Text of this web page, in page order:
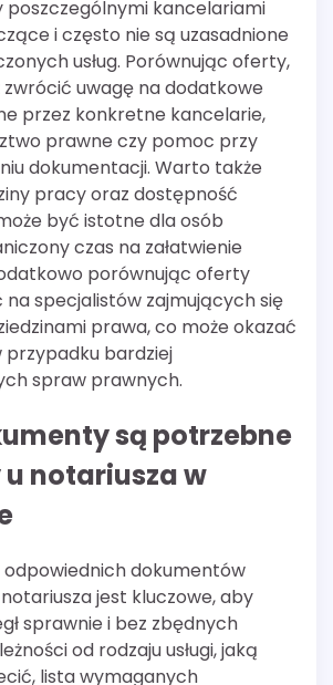
poszczególnymi kancelariami
i często nie są uzasadnione
usług. Porównując oferty,
zwrócić uwagę na dodatkowe
przez konkretne kancelarie,
prawne czy pomoc przy
dokumentacji. Warto także
pracy oraz dostępność
być istotne dla osób
czas na załatwienie
porównując oferty
specjalistów zajmujących się
prawa, co może okazać
bardziej
spraw prawnych.
są potrzebne
notariusza w
dokumentów
jest kluczowe, aby
sprawnie i bez zbędnych
od rodzaju usługi, jaką
lista wymaganych